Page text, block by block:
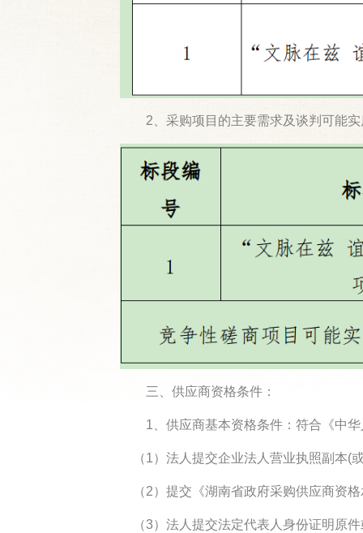
2、采购项目的主要需求及谈判可能实
三、供应商资格条件：
1、供应商基本资格条件：符合《中华
（1）法人提交企业法人营业执照副本(
（2）提交《湖南省政府采购供应商资
（3）法人提交法定代表人身份证明原